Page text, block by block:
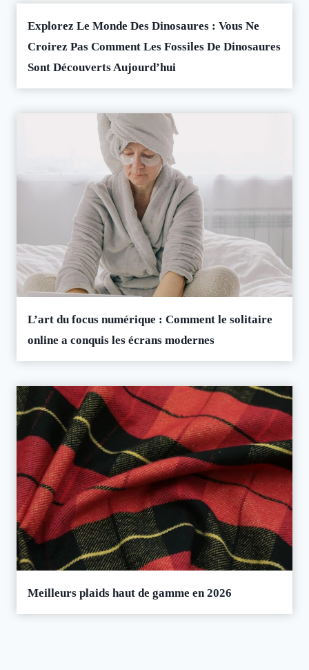
Explorez Le Monde Des Dinosaures : Vous Ne
Croirez Pas Comment Les Fossiles De Dinosaures
Sont Découverts Aujourd’hui
L’art du focus numérique : Comment le solitaire
online a conquis les écrans modernes
Meilleurs plaids haut de gamme en 2026